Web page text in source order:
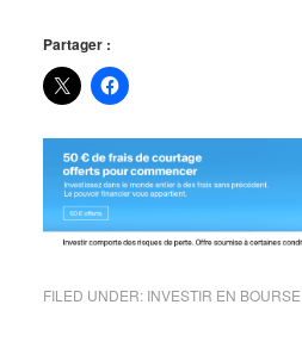
Partager :
FILED UNDER: INVESTIR EN BOURSE